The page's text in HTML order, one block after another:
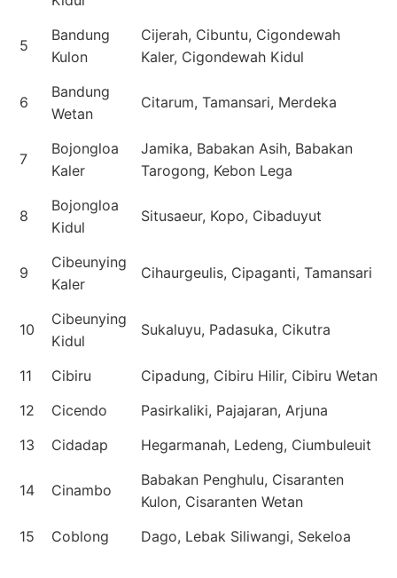
5
Bandung
Kulon
Cijerah, Cibuntu, Cigondewah
Kaler, Cigondewah Kidul
6
Bandung
Wetan
Citarum, Tamansari, Merdeka
7
Bojongloa
Kaler
Jamika, Babakan Asih, Babakan
Tarogong, Kebon Lega
8
Bojongloa
Kidul
Situsaeur, Kopo, Cibaduyut
9
Cibeunying
Kaler
Cihaurgeulis, Cipaganti, Tamansari
10
Cibeunying
Kidul
Sukaluyu, Padasuka, Cikutra
11 Cibiru
Cipadung, Cibiru Hilir, Cibiru Wetan
12
Cicendo
Pasirkaliki, Pajajaran, Arjuna
13
Cidadap Hegarmanah, Ledeng, Ciumbuleuit
14 Cinambo
Babakan Penghulu, Cisaranten
Kulon, Cisaranten Wetan
15
Coblong Dago, Lebak Siliwangi, Sekeloa